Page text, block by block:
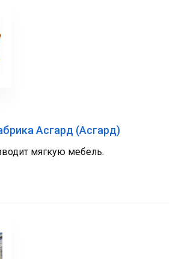
Асгард (Асгард)
мягкую мебель.